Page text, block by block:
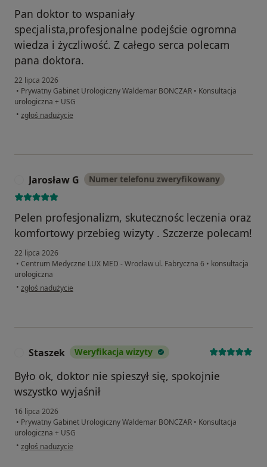
Pan doktor to wspaniały
specjalista,profesjonalne podejście ogromna
wiedza i życzliwość. Z całego serca polecam
pana doktora.
22 lipca 2026
• Prywatny Gabinet Urologiczny Waldemar BONCZAR • Konsultacja
urologiczna + USG
• w opinii użytkownika Konrad Łysoń
zgłoś nadużycie
Jarosław G Numer telefonu zweryfikowany
Pelen profesjonalizm, skutecznośc leczenia oraz
komfortowy przebieg wizyty . Szczerze polecam!
22 lipca 2026
• Centrum Medyczne LUX MED - Wrocław ul. Fabryczna 6 • konsultacja
urologiczna
• w opinii użytkownika Jarosław G
zgłoś nadużycie
Staszek Weryfikacja wizyty
Było ok, doktor nie spieszył się, spokojnie
wszystko wyjaśnił
16 lipca 2026
• Prywatny Gabinet Urologiczny Waldemar BONCZAR • Konsultacja
urologiczna + USG
• w opinii użytkownika Staszek
zgłoś nadużycie